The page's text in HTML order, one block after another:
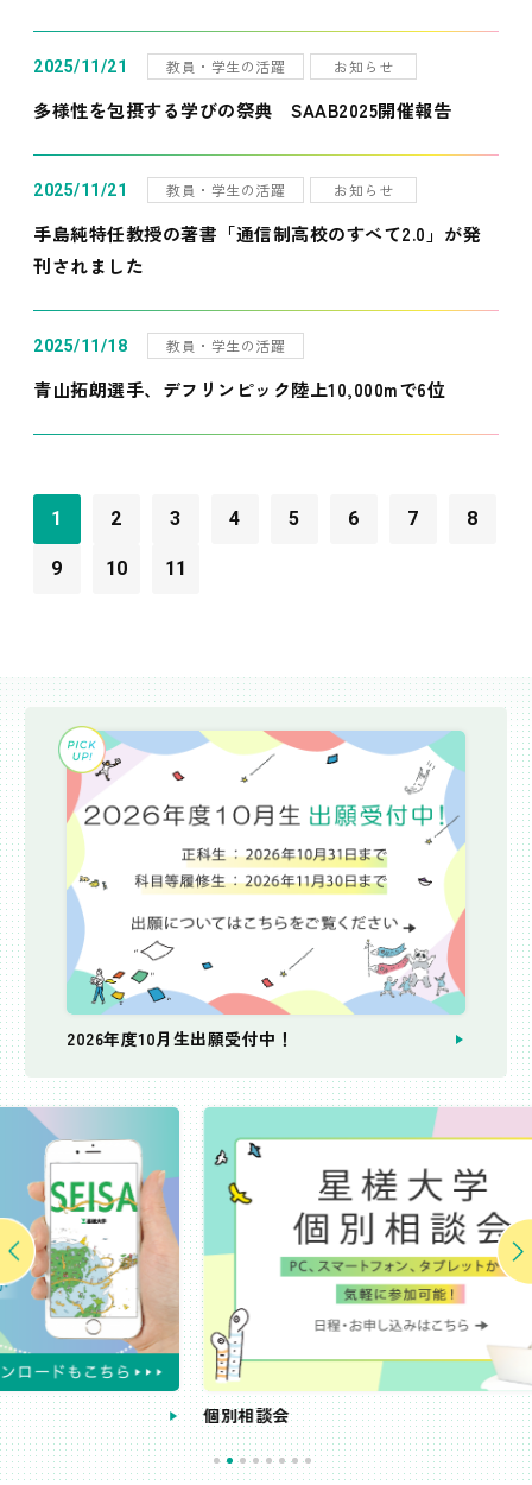
2025/11/21 教員・学生の活躍 お知らせ
多様性を包摂する学びの祭典 SAAB2025開催報告
2025/11/21 教員・学生の活躍 お知らせ
手島純特任教授の著書「通信制高校のすべて2.0」が発
刊されました
2025/11/18 教員・学生の活躍
青山拓朗選手、デフリンピック陸上10,000mで6位
1 2 3 4 5 6 7 8
9 10 11
2026年度10月生出願受付中！
個別相談会 受